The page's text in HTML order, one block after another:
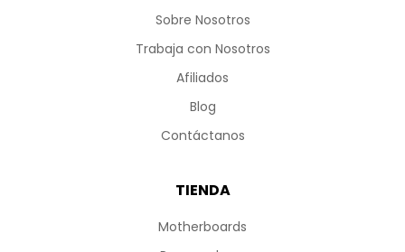
Sobre Nosotros
Trabaja con Nosotros
Afiliados
Blog
Contáctanos
TIENDA
Motherboards